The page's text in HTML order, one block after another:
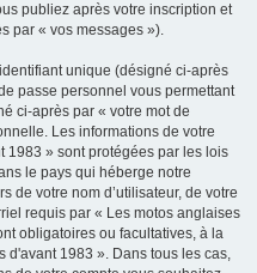
publiez après votre inscription et
par « vos messages »).
unique (désigné ci-après
passe personnel vous permettant
ci-après par « votre mot de
Les informations de votre
1983 » sont protégées par les lois
le pays qui héberge notre
de votre nom d’utilisateur, de votre
requis par « Les motos anglaises
obligatoires ou facultatives, à la
d'avant 1983 ». Dans tous les cas,